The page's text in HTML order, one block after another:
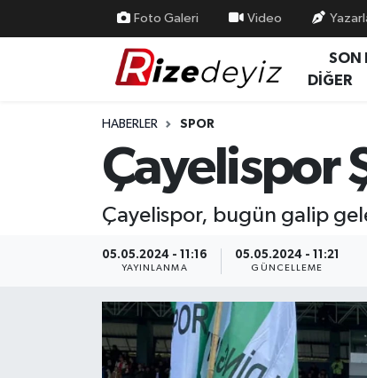
Foto Galeri Video
SON
DİĞER
HABERLER SPOR
Çayelispor
Çayelispor, bugün galip
05.05.2024 - 11:16
YAYINLANMA
05.05.2024 - 11:21
GÜNCELLEME
Yurttan Haberler
Teknoloji
Rize Nöbetçi Eczaneler
Rize Trafik Yoğunluk Haritası
Tüm Manşetler
Haber Arşivi